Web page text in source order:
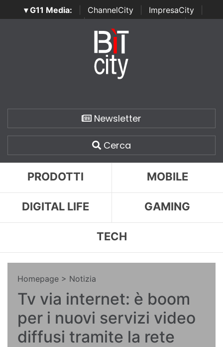
▾ G11 Media: ChannelCity ImpresaCity
SecurityOpenLab | Italian Channel Awards | Italian
Italian Security Awards
Newsletter
Cerca
PRODOTTI MOBILE
DIGITAL LIFE GAMING
TECH
Homepage > Notizia
Tv via internet: è boom
per i nuovi servizi video
diffusi tramite la rete